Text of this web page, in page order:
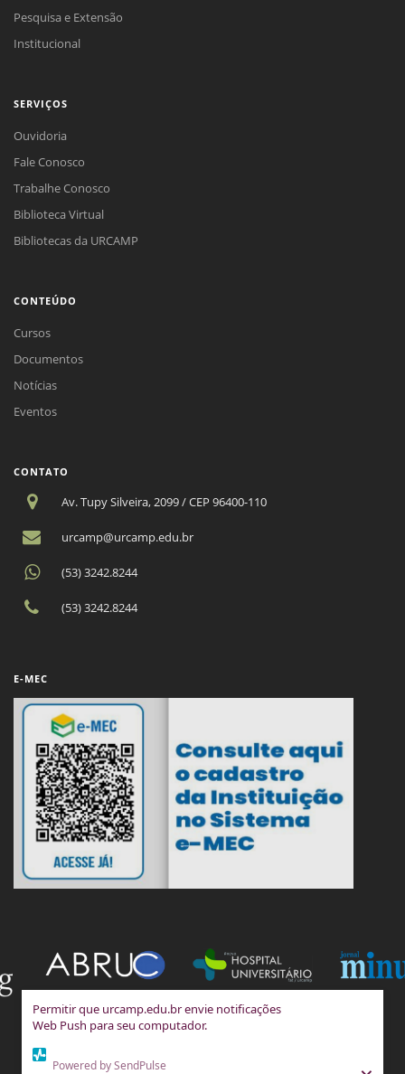
Permitir que urcamp.edu.br envie notificações
Web Push para seu computador.
Powered by SendPulse
Pesquisa e Extensão
Institucional
SERVIÇOS
Ouvidoria
Fale Conosco
Trabalhe Conosco
Biblioteca Virtual
Bibliotecas da URCAMP
CONTEÚDO
Cursos
Documentos
Notícias
Eventos
CONTATO
Av. Tupy Silveira, 2099 / CEP 96400-110
urcamp@urcamp.edu.br
(53) 3242.8244
(53) 3242.8244
E-MEC